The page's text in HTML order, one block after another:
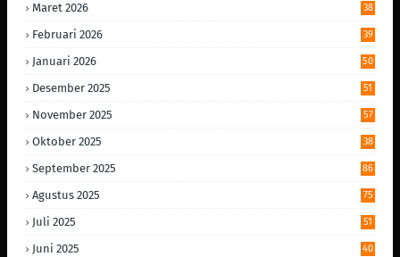
Maret 2026 38
Februari 2026 39
Januari 2026 50
Desember 2025 51
November 2025 57
Oktober 2025 38
September 2025 86
Agustus 2025 75
Juli 2025 51
Juni 2025 40